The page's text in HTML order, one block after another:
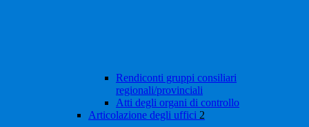
Rendiconti gruppi consiliari
regionali/provinciali
Atti degli organi di controllo
Articolazione degli uffici 2